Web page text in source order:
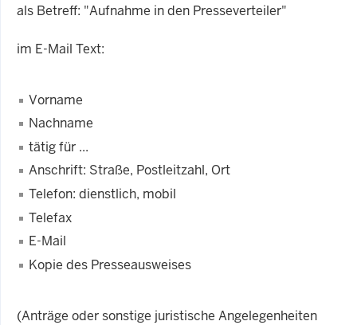
als Betreff: "Aufnahme in den Presseverteiler"
im E-Mail Text:
Vorname
Nachname
tätig für ...
Anschrift: Straße, Postleitzahl, Ort
Telefon: dienstlich, mobil
Telefax
E-Mail
Kopie des Presseausweises
(Anträge oder sonstige juristische Angelegenheiten